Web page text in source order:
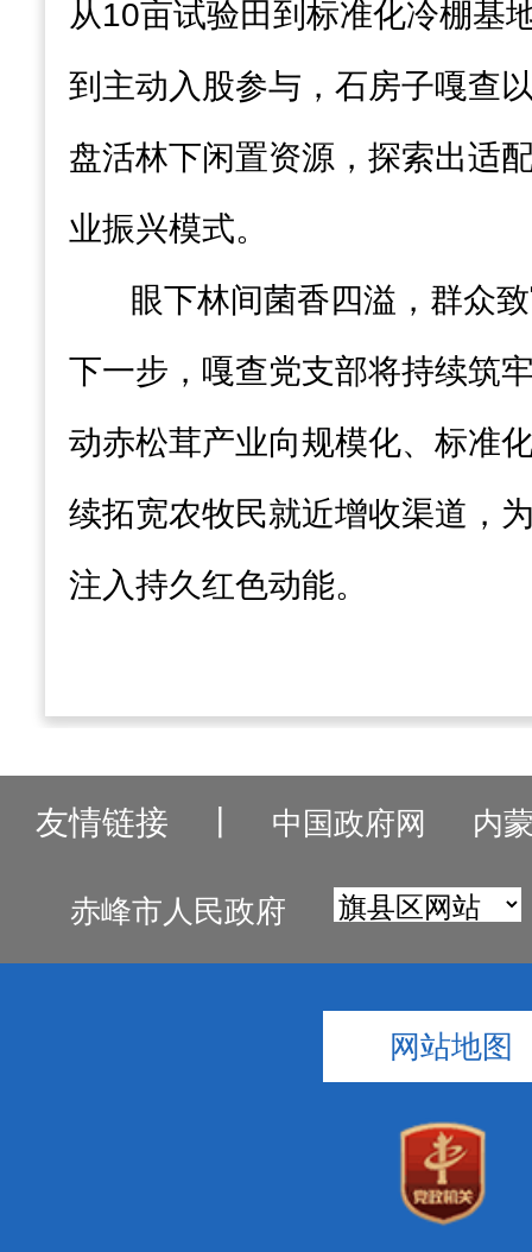
从10亩试验田到标准化冷棚基
到主动入股参与，石房子嘎查
盘活林下闲置资源，探索出适
业振兴模式。
眼下林间菌香四溢，群众
下一步，嘎查党支部将持续筑
动赤松茸产业向规模化、标准
续拓宽农牧民就近增收渠道，
注入持久红色动能。
友情链接 中国政府网 内
赤峰市人民政府
网站地图